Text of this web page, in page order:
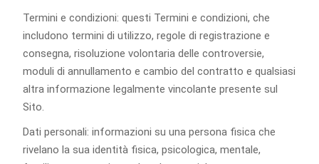
Termini e condizioni: questi Termini e condizioni, che
includono termini di utilizzo, regole di registrazione e
consegna, risoluzione volontaria delle controversie,
moduli di annullamento e cambio del contratto e qualsiasi
altra informazione legalmente vincolante presente sul
Sito.
Dati personali: informazioni su una persona fisica che
rivelano la sua identità fisica, psicologica, mentale,